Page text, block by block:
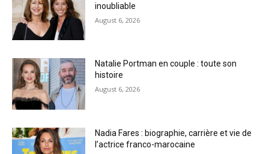
inoubliable
August 6, 2026
Natalie Portman en couple : toute son
histoire
August 6, 2026
Nadia Fares : biographie, carrière et vie de
l’actrice franco-marocaine